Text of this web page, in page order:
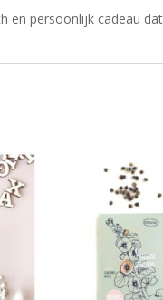
en persoonlijk cadeau